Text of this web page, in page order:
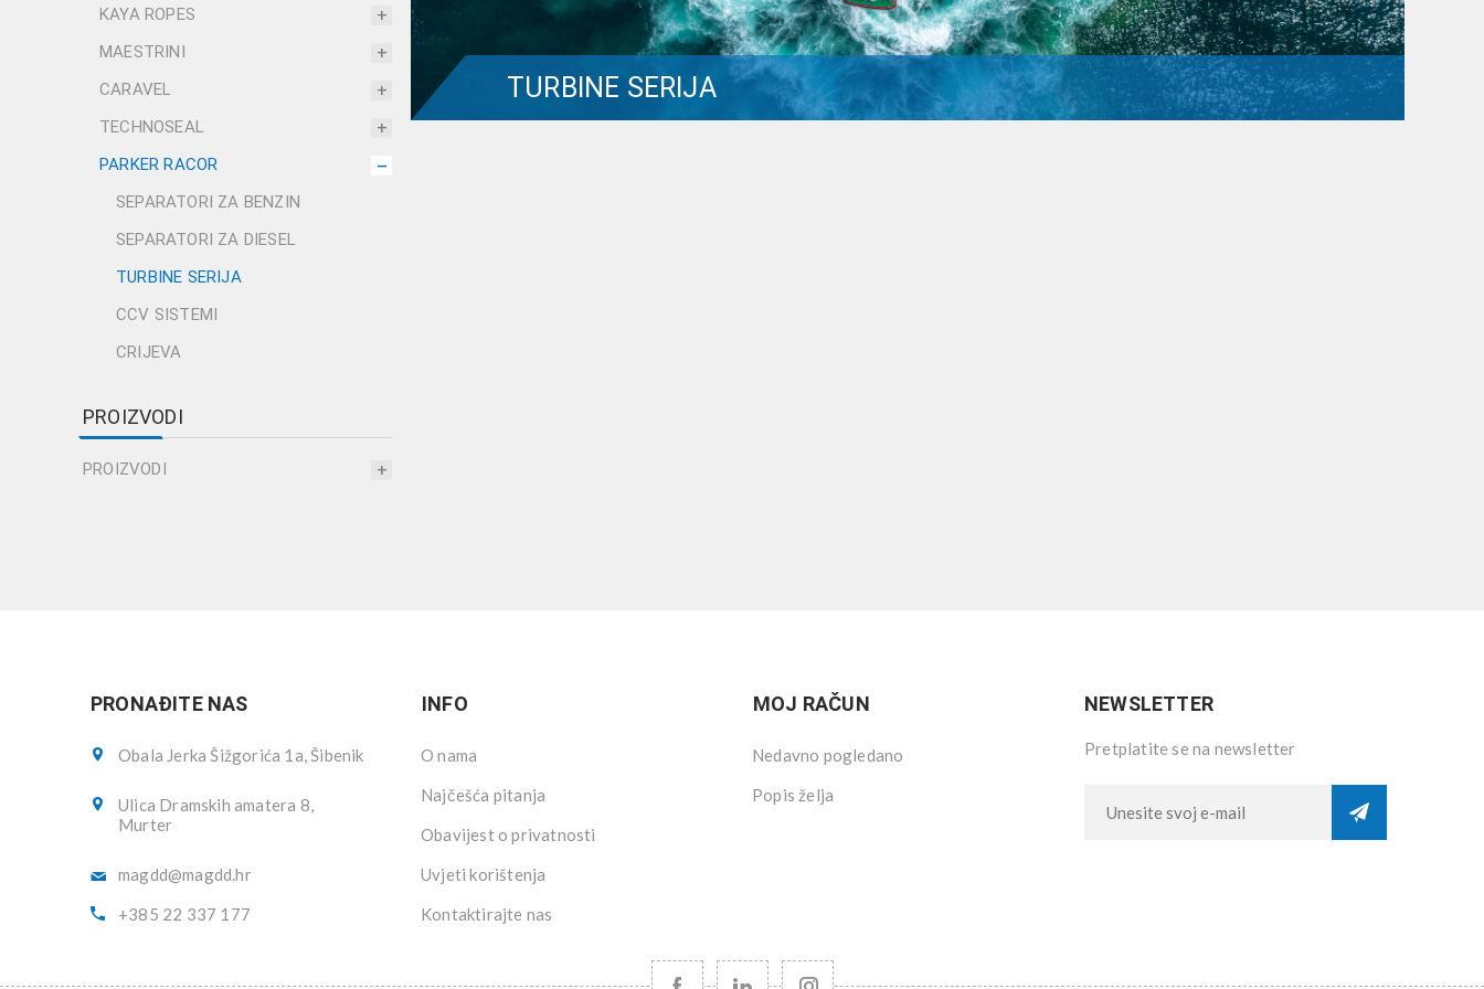
TURBINE SERIJA
KAYA ROPES
MAESTRINI
CARAVEL
TECHNOSEAL
PARKER RACOR
SEPARATORI ZA BENZIN
SEPARATORI ZA DIESEL
TURBINE SERIJA
CCV SISTEMI
CRIJEVA
PROIZVODI
PROIZVODI
PRONAĐITE NAS
Obala Jerka Šižgorića 1a, Šibenik
Ulica Dramskih amatera 8,
Murter
magdd@magdd.hr
+385 22 337 177
INFO
O nama
Najčešća pitanja
Obavijest o privatnosti
Uvjeti korištenja
Kontaktirajte nas
MOJ RAČUN
Nedavno pogledano
Popis želja
NEWSLETTER
Pretplatite se na newsletter